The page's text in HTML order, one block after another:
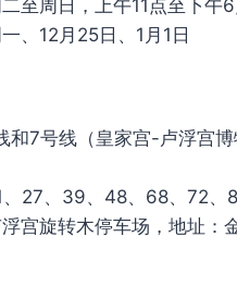
二至周日，上午11点至下午
一、12月25日、1月1日
和7号线（皇家宫-卢浮宫
、27、39、48、68、72、
宫旋转木停车场，地址：